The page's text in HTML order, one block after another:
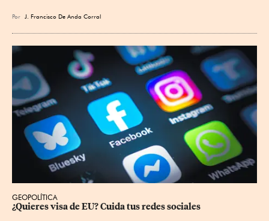
Por J. Francisco De Anda Corral
GEOPOLÍTICA
¿Quieres visa de EU? Cuida tus redes sociales